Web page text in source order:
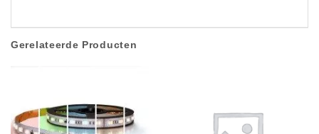
Gerelateerde Producten